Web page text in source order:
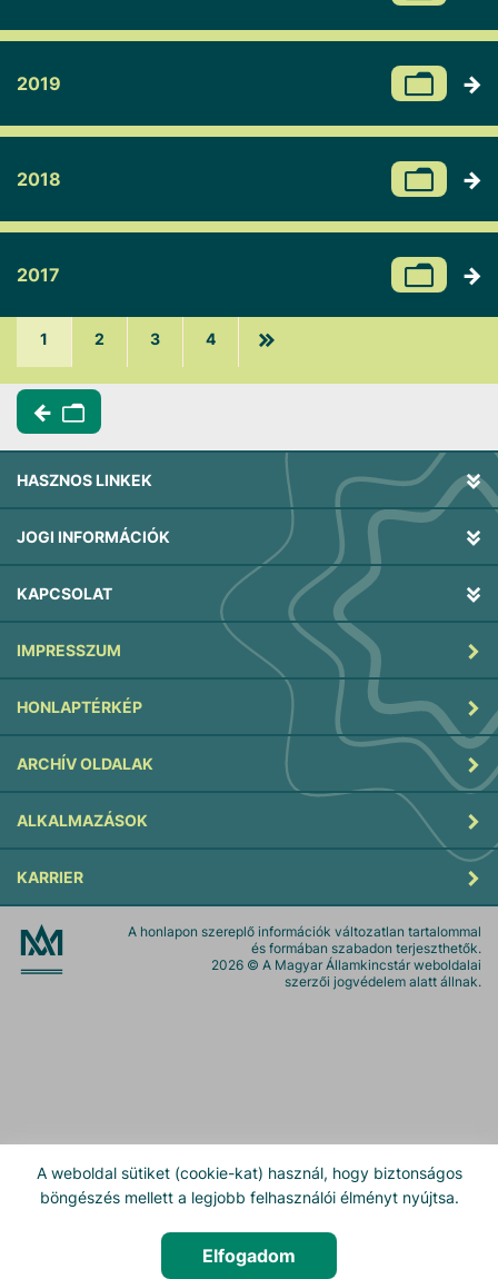
A weboldal sütiket (cookie-kat) használ, hogy biztonságos
böngészés mellett a legjobb felhasználói élményt nyújtsa.
Elfogadom
2019
2018
2017
1 2 3 4
HASZNOS LINKEK
JOGI INFORMÁCIÓK
KAPCSOLAT
IMPRESSZUM
HONLAPTÉRKÉP
ARCHÍV OLDALAK
ALKALMAZÁSOK
KARRIER
A honlapon szereplő információk változatlan tartalommal
és formában szabadon terjeszthetők.
2026 © A Magyar Államkincstár weboldalai
szerzői jogvédelem alatt állnak.